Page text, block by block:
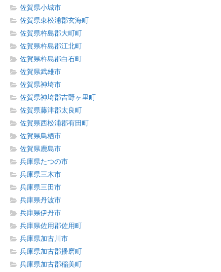
佐賀県小城市
佐賀県東松浦郡玄海町
佐賀県杵島郡大町町
佐賀県杵島郡江北町
佐賀県杵島郡白石町
佐賀県武雄市
佐賀県神埼市
佐賀県神埼郡吉野ヶ里町
佐賀県藤津郡太良町
佐賀県西松浦郡有田町
佐賀県鳥栖市
佐賀県鹿島市
兵庫県たつの市
兵庫県三木市
兵庫県三田市
兵庫県丹波市
兵庫県伊丹市
兵庫県佐用郡佐用町
兵庫県加古川市
兵庫県加古郡播磨町
兵庫県加古郡稲美町